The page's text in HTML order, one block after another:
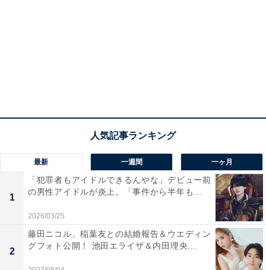
最新 一週間 一ヶ月
1
「犯罪者もアイドルできるんやな」デビュー前
の男性アイドルが炎上。「事件から半年も...
2026/03/25
2
藤田ニコル、稲葉友との結婚報告＆ウエディン
グフォト公開！ 池田エライザ＆内田理央...